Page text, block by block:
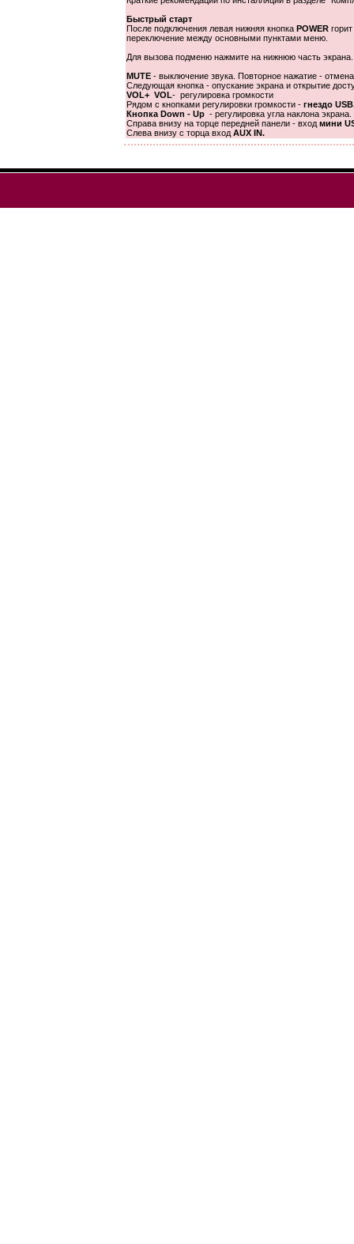
Быстрый старт
После подключения левая нижняя кнопка POWER
переключение между основными пунктами меню.
Для вызова подменю нажмите на нижнюю часть экрана.
MUTE - выключение звука. Повторное нажатие -
Следующая кнопка - опускание экрана и открытие
VOL+ VOL- регулировка громкости
Рядом с кнопками регулировки громкости - гнездо
Кнопка Down - Up - регулировка угла наклона экрана.
Справа внизу на торце передней панели - вход мини
Слева внизу с торца вход AUX IN.